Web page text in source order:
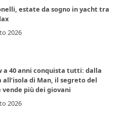
estate da sogno in yacht tra
2026
a 40 anni conquista tutti: dalla
di Man, il segreto del
vende più dei giovani
2026